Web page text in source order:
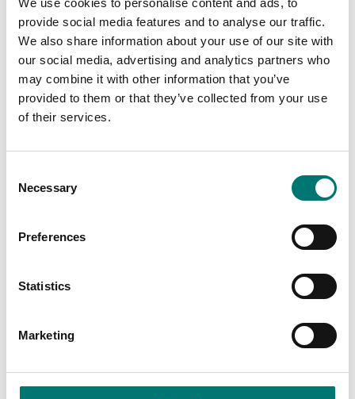
provide social media features and to analyse our traffic.
We also share information about your use of our site with
our social media, advertising and analytics partners who
may combine it with other information that you’ve
provided to them or that they’ve collected from your use
of their services.
Selection
Necessary
Preferences
Statistics
Marketing